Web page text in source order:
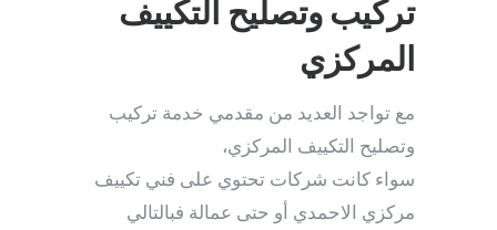
تركيب وتصليح التكييف
المركزي
مع تواجد العديد من مقدمي خدمة تركيب
وتصليح التكييف المركزي،
سواء كانت شركات تحتوي على فني تكييف
مركزي الاحمدي أو حتى عمالة فبالتالي